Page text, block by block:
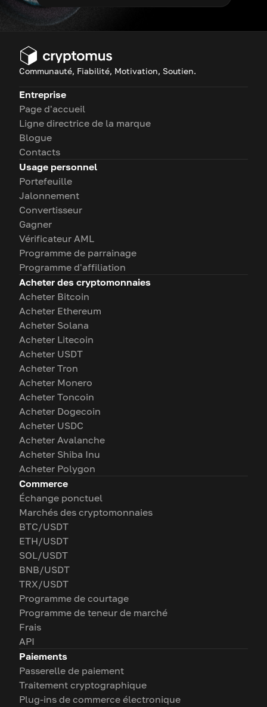
Communauté, Fiabilité, Motivation, Soutien.
Entreprise
Page d'accueil
Ligne directrice de la marque
Blogue
Contacts
Usage personnel
Portefeuille
Jalonnement
Convertisseur
Gagner
Vérificateur AML
Programme de parrainage
Programme d'affiliation
Acheter des cryptomonnaies
Acheter Bitcoin
Acheter Ethereum
Acheter Solana
Acheter Litecoin
Acheter USDT
Acheter Tron
Acheter Monero
Acheter Toncoin
Acheter Dogecoin
Acheter USDC
Acheter Avalanche
Acheter Shiba Inu
Acheter Polygon
Commerce
Échange ponctuel
Marchés des cryptomonnaies
BTC/USDT
ETH/USDT
SOL/USDT
BNB/USDT
TRX/USDT
Programme de courtage
Programme de teneur de marché
Frais
API
Paiements
Passerelle de paiement
Traitement cryptographique
Plug-ins de commerce électronique